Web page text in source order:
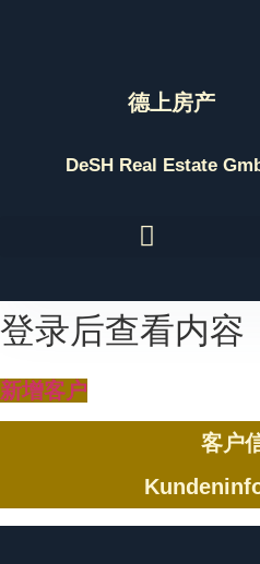
德上房产
DeSH Real Estate
登录后查看内容
新增客户
客户